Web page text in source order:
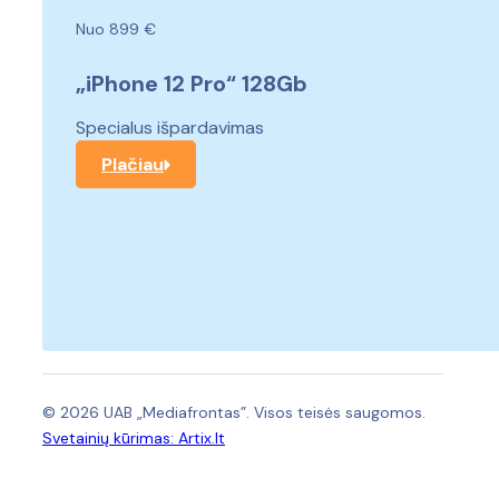
Nuo 899 €
„iPhone 12 Pro“ 128Gb
Specialus išpardavimas
Plačiau
© 2026 UAB „Mediafrontas”. Visos teisės saugomos.
Svetainių kūrimas: Artix.lt